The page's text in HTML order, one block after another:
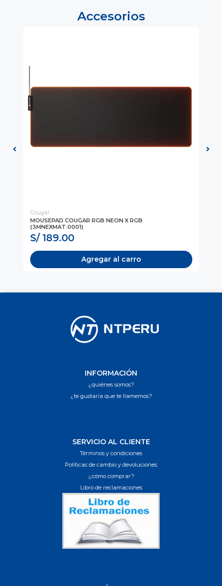
Accesorios
Cougar
MOUSEPAD COUGAR RGB NEON X RGB
(3MNEXMAT.0001)
S/ 189.00
Agregar al carro
INFORMACIÓN
¿quiénes somos?
¿te gustaría que te llamemos?
SERVICIO AL CLIENTE
Términos y condiciones
Políticas de cambio y devoluciones
¿cómo comprar?
Libro de reclamaciones